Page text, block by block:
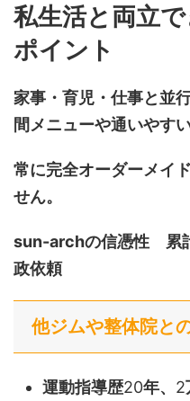
私生活と両立
ポイント
家事・育児・仕事と並
間メニューや通いやす
常に完全オーダーメイ
せん。
sun-archの信憑性 累
政依頼
他ジムや整体院と
運動指導歴20年、 2